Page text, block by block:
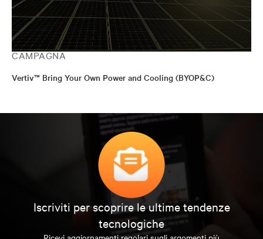
CAMPAGNA
Vertiv™ Bring Your Own Power and Cooling (BYOP&C)
Iscriviti per scoprire le ultime tendenze
tecnologiche